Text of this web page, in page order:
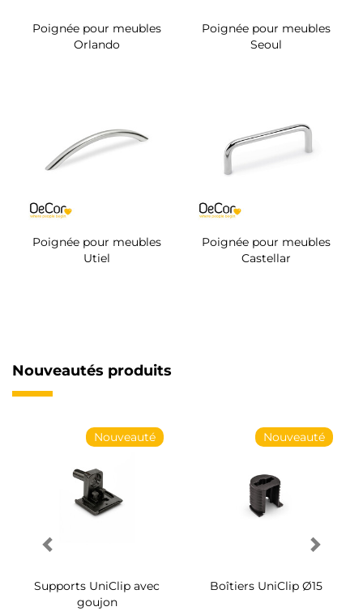
Poignée pour meubles
Orlando
Poignée pour meubles
Seoul
Poignée pour meubles
Utiel
Poignée pour meubles
Castellar
Nouveautés produits
Nouveauté
Supports UniClip avec
goujon
Nouveauté
Boîtiers UniClip Ø15